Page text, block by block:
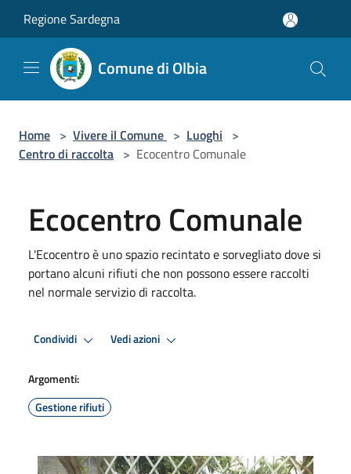
Regione Sardegna
Comune di Olbia
Home > Vivere il Comune > Luoghi >
Centro di raccolta > Ecocentro Comunale
Ecocentro Comunale
L'Ecocentro è uno spazio recintato e sorvegliato dove si
portano alcuni rifiuti che non possono essere raccolti
nel normale servizio di raccolta.
Condividi Vedi azioni
Argomenti:
Gestione rifiuti